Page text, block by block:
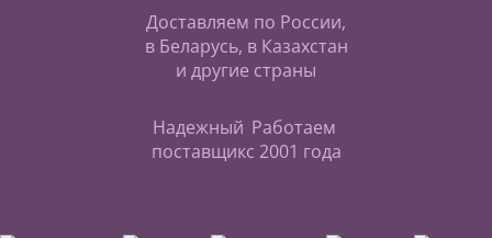
Доставляем по России,
в Беларусь, в Казахстан
и другие страны
Надежный
поставщик
Работаем
с 2001 года